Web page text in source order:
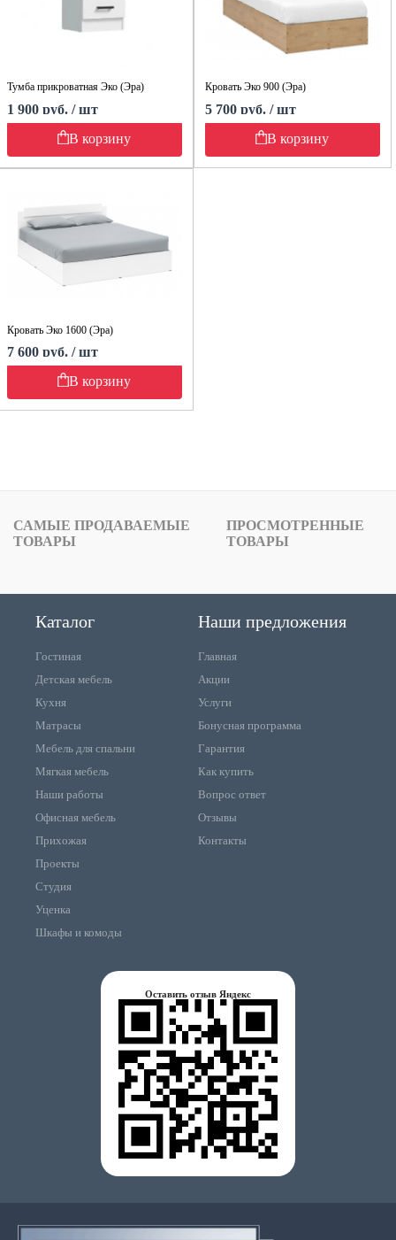
Тумба прикроватная Эко (Эра)
1 900 руб. / шт
В корзину
Кровать Эко 900 (Эра)
5 700 руб. / шт
В корзину
Кровать Эко 1600 (Эра)
7 600 руб. / шт
В корзину
САМЫЕ ПРОДАВАЕМЫЕ
ТОВАРЫ
ПРОСМОТРЕННЫЕ
ТОВАРЫ
Каталог
Гостиная
Детская мебель
Кухня
Матрасы
Мебель для спальни
Мягкая мебель
Наши работы
Офисная мебель
Прихожая
Проекты
Студия
Уценка
Шкафы и комоды
Наши предложения
Главная
Акции
Услуги
Бонусная программа
Гарантия
Как купить
Вопрос ответ
Отзывы
Контакты
Оставить отзыв Яндекс